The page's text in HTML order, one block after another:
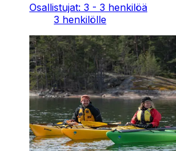
Osallistujat: 3 - 3 henkilöä
3 henkilölle